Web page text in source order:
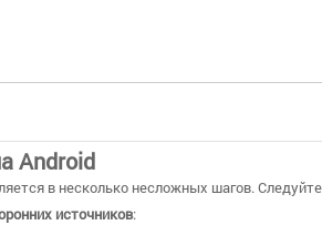
Android
в несколько несложных шагов.
источников: